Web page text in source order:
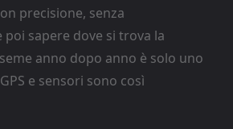
precisione, senza
sapere dove si trova la
anno dopo anno è solo uno
e sensori sono così